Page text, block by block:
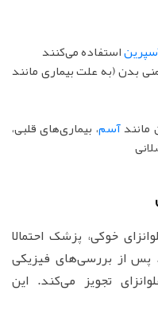
استفاده می‌کنند
بدن (به علت بیماری مانند
مانندآسم، بیماری‌های قلبی،
خوکی، پزشک احتمالا
پس از بررسی‌های فیزیکی
تجویز می‌کند. این